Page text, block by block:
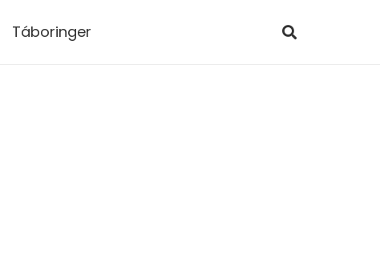
Táboringer